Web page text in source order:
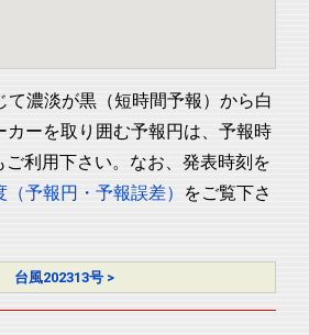
濃淡が黒（短時間予報）から白
カーを取り囲む予報円は、予報時
ご利用下さい。なお、発表時刻を
予報円・予報誤差）
をご覧下さ
台風202313号 >